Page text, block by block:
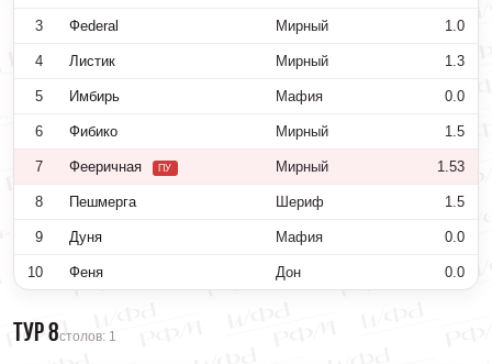
3 Фederal Мирный 1.0
4 Листик Мирный 1.3
5 Имбирь Мафия 0.0
6 Фибико Мирный 1.5
7 Фееричная ПУ Мирный 1.53
8 Пешмерга Шериф 1.5
9 Дуня Мафия 0.0
10 Феня Дон 0.0
Тур 8столов: 1